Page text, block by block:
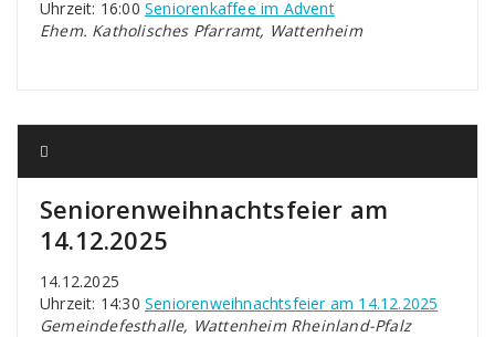
Uhrzeit: 16:00 Seniorenkaffee im Advent
Ehem. Katholisches Pfarramt, Wattenheim
Seniorenweihnachtsfeier am
14.12.2025
14.12.2025
Uhrzeit: 14:30 Seniorenweihnachtsfeier am 14.12.2025
Gemeindefesthalle, Wattenheim Rheinland-Pfalz